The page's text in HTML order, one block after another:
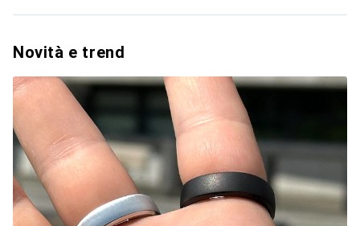
Novità e trend